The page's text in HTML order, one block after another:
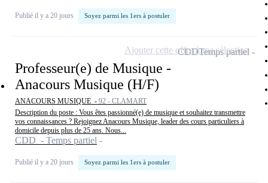
Publié il y a 20 jours Soyez parmi les 1ers à postuler
Professeur(e) de Musique -
Anacours Musique (H/F)
ANACOURS MUSIQUE - 92 - CLAMART
Description du poste : Vous êtes passionné(e) de musique et souhaitez transmettre
vos connaissances ? Rejoignez Anacours Musique, leader des cours particuliers à
domicile depuis plus de 25 ans. Nous...
CDD - Temps partiel
Publié il y a 20 jours Soyez parmi les 1ers à postuler
CDDTemps partiel
Ajouter cette offre à ma sélection